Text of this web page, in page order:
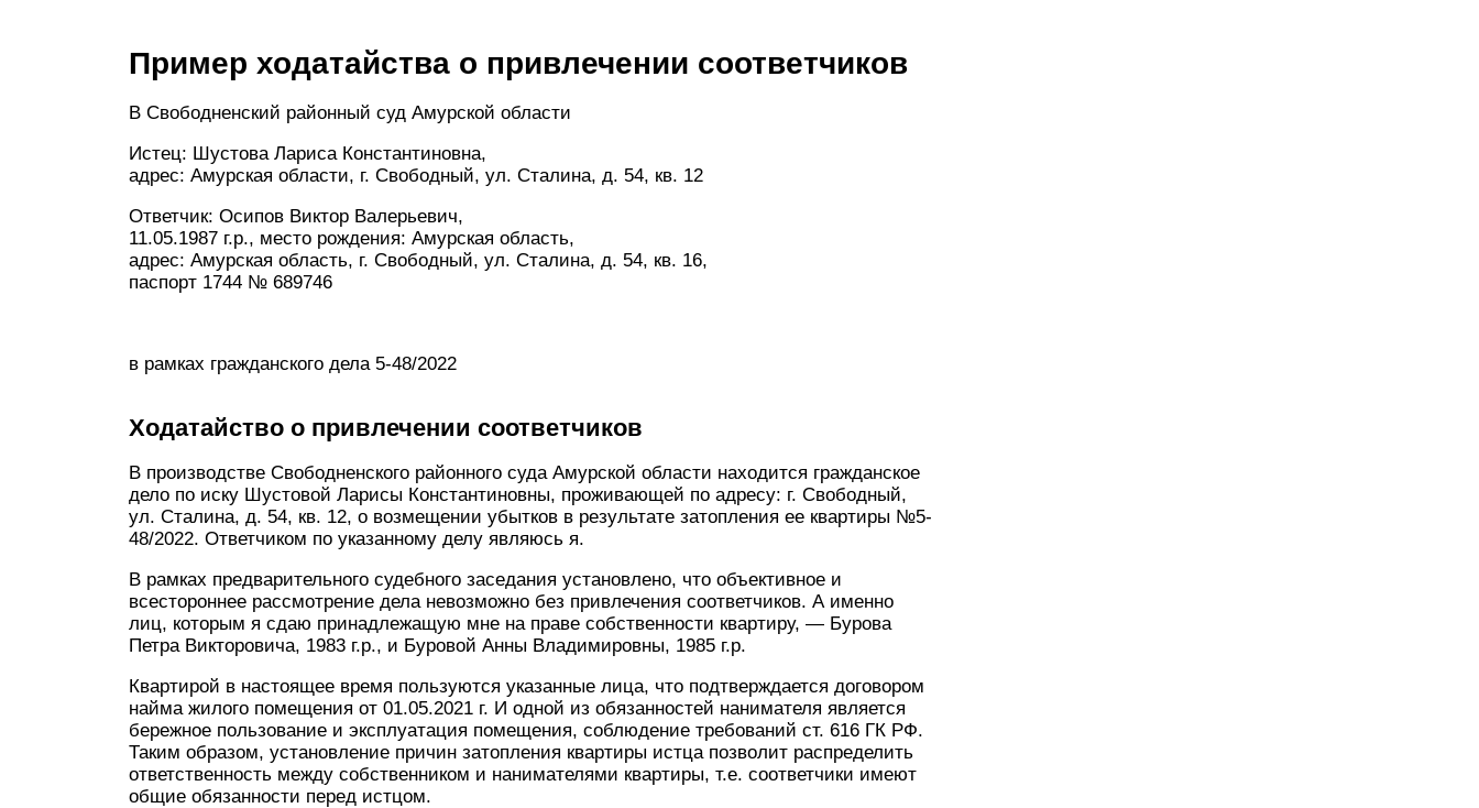
Пример ходатайства о привлечении соответчиков
В Свободненский районный суд Амурской области
Истец: Шустова Лариса Константиновна,
адрес: Амурская области, г. Свободный, ул. Сталина, д. 54, кв. 12
Ответчик: Осипов Виктор Валерьевич,
11.05.1987 г.р., место рождения: Амурская область,
адрес: Амурская область, г. Свободный, ул. Сталина, д. 54, кв. 16,
паспорт 1744 № 689746
в рамках гражданского дела 5-48/2022
Ходатайство о привлечении соответчиков
В производстве Свободненского районного суда Амурской области находится гражданское
дело по иску Шустовой Ларисы Константиновны, проживающей по адресу: г. Свободный,
ул. Сталина, д. 54, кв. 12, о возмещении убытков в результате затопления ее квартиры №5-
48/2022. Ответчиком по указанному делу являюсь я.
В рамках предварительного судебного заседания установлено, что объективное и
всестороннее рассмотрение дела невозможно без привлечения соответчиков. А именно
лиц, которым я сдаю принадлежащую мне на праве собственности квартиру, — Бурова
Петра Викторовича, 1983 г.р., и Буровой Анны Владимировны, 1985 г.р.
Квартирой в настоящее время пользуются указанные лица, что подтверждается договором
найма жилого помещения от 01.05.2021 г. И одной из обязанностей нанимателя является
бережное пользование и эксплуатация помещения, соблюдение требований ст. 616 ГК РФ.
Таким образом, установление причин затопления квартиры истца позволит распределить
ответственность между собственником и нанимателями квартиры, т.е. соответчики имеют
общие обязанности перед истцом.